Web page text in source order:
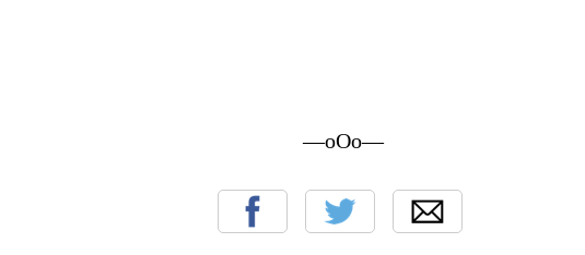
—oOo—